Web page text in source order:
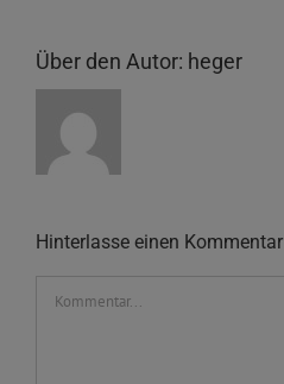
Über den Autor: heger
Hinterlasse einen Kommentar
Kommentar